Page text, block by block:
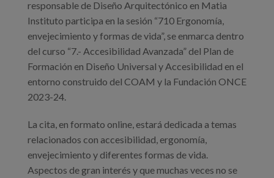
responsable de Diseño Arquitectónico en Matia
Instituto participa en la sesión “710 Ergonomía,
envejecimiento y formas de vida”, se enmarca dentro
del curso “7.- Accesibilidad Avanzada” del Plan de
Formación en Diseño Universal y Accesibilidad en el
entorno construido del COAM y la Fundación ONCE
2023-24.
La cita, en formato online, estará dedicada a temas
relacionados con accesibilidad, ergonomía,
envejecimiento y diferentes formas de vida.
Aspectos de gran interés y que muchas veces no se